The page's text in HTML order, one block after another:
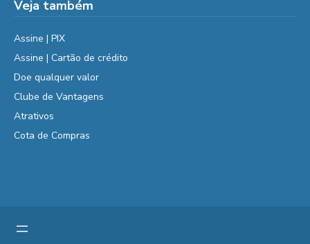
Veja também
Assine | PIX
Assine | Cartão de crédito
Doe qualquer valor
Clube de Vantagens
Atrativos
Cota de Compras